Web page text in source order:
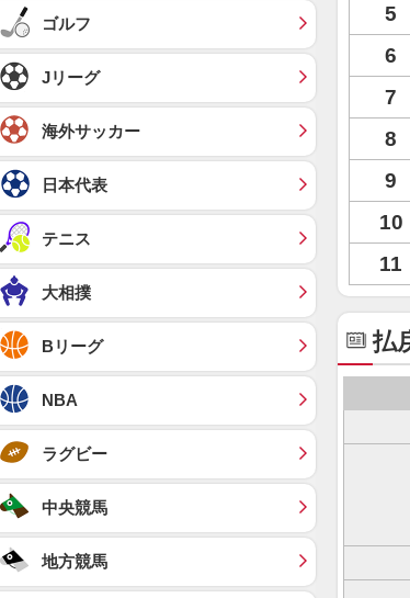
5
6
7
8
9
10
11
払
ゴルフ
Jリーグ
海外サッカー
日本代表
テニス
大相撲
Bリーグ
NBA
ラグビー
中央競馬
地方競馬